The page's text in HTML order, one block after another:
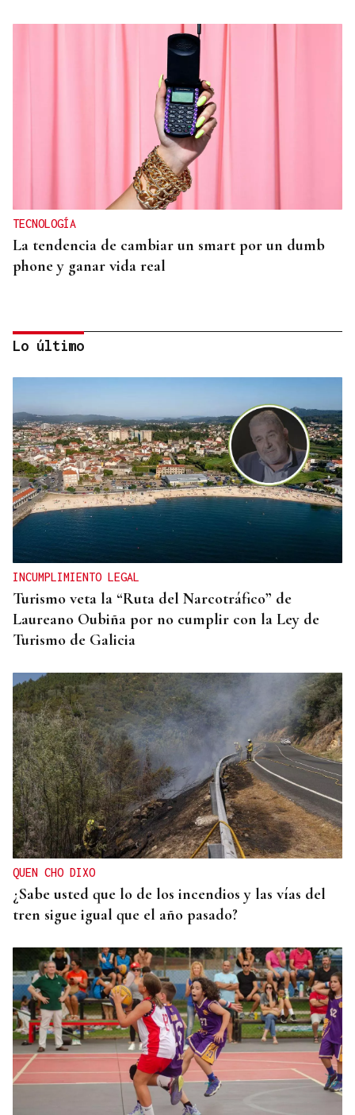
TECNOLOGÍA
La tendencia de cambiar un smart por un dumb
phone y ganar vida real
MODA
Black Friday 2025: el (ya no tan) secreto mejor
guardado del armario de las que más saben
Lo último
INCUMPLIMIENTO LEGAL
Turismo veta la “Ruta del Narcotráfico” de
Laureano Oubiña por no cumplir con la Ley de
Turismo de Galicia
QUEN CHO DIXO
¿Sabe usted que lo de los incendios y las vías del
tren sigue igual que el año pasado?